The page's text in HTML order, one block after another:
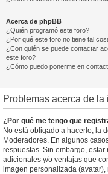
Acerca de phpBB
¿Quién programó este foro?
¿Por qué este foro no tiene tal
¿Con quién se puede contactar
este foro?
¿Cómo puedo ponerme en
Problemas acerca de
¿Por qué me tengo que
No está obligado a hacerlo, la
Moderadores. En algunos
respuestas. Sin embargo,
adicionales y/o ventajas que
imagen personalizada